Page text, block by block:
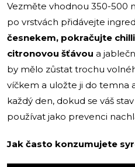
Vezměte vhodnou 350-500
po vrstvách přidávejte
česnekem, pokračujte
citronovou šťávou a
by mělo zůstat trochu
víčkem a uložte ji do temna
každý den, dokud se váš
používat jako prevenci
Jak často konzumujete